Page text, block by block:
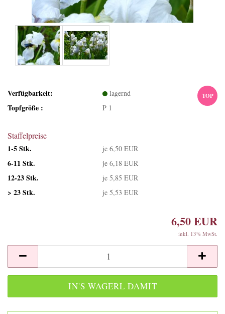
TOP
Verfügbarkeit: lagernd
Topfgröße : P 1
Staffelpreise
1-5 Stk.
je 6,50 EUR
6-11 Stk. je 6,18 EUR
12-23 Stk. je 5,85 EUR
> 23 Stk. je 5,53 EUR
6,50 EUR
inkl. 13% MwSt.